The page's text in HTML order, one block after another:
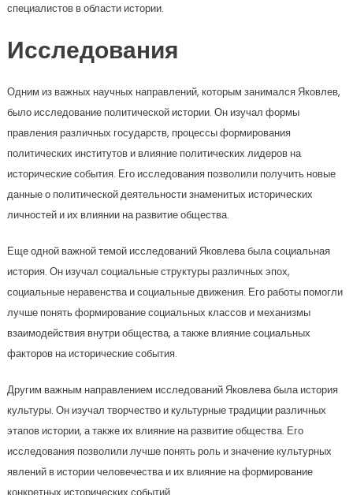
специалистов в области истории.
Исследования
Одним из важных научных направлений, которым занимался Яковлев,
было исследование политической истории. Он изучал формы
правления различных государств, процессы формирования
политических институтов и влияние политических лидеров на
исторические события. Его исследования позволили получить новые
данные о политической деятельности знаменитых исторических
личностей и их влиянии на развитие общества.
Еще одной важной темой исследований Яковлева была социальная
история. Он изучал социальные структуры различных эпох,
социальные неравенства и социальные движения. Его работы помогли
лучше понять формирование социальных классов и механизмы
взаимодействия внутри общества, а также влияние социальных
факторов на исторические события.
Другим важным направлением исследований Яковлева была история
культуры. Он изучал творчество и культурные традиции различных
этапов истории, а также их влияние на развитие общества. Его
исследования позволили лучше понять роль и значение культурных
явлений в истории человечества и их влияние на формирование